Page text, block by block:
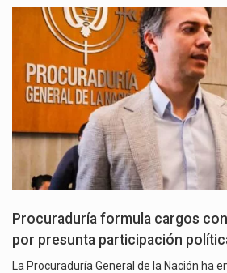
Procuraduría formula cargos
por presunta participación
La Procuraduría General de la Nación ha